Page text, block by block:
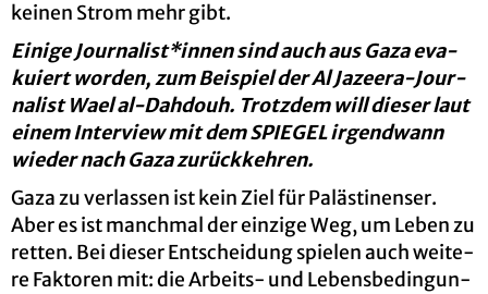
kei­nen Strom mehr gibt.
Ei­ni­ge Jour­na­list*innen sind auch aus Gaza eva­
ku­iert wor­den, zum Bei­spiel der Al Ja­zee­ra-Jour­
na­list Wael al-Dah­do­uh. Trotz­dem will die­ser laut
einem In­ter­view mit dem SPIE­GEL ir­gend­wann
wie­der nach Gaza zu­rück­keh­ren.
Gaza zu ver­las­sen ist kein Ziel für Pa­läs­ti­nen­ser.
Aber es ist manch­mal der ein­zi­ge Weg, um Leben zu
ret­ten. Bei die­ser Ent­schei­dung spie­len auch wei­te­
re Fak­to­ren mit: die Ar­beits- und Le­bens­be­din­gun­